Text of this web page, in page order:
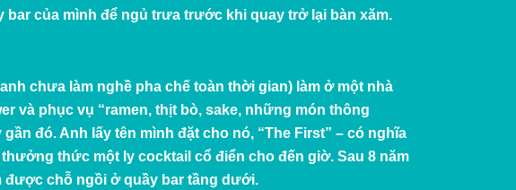
của mình để ngủ trưa trước khi quay trở lại bàn xăm.
chưa làm nghề pha chế toàn thời gian) làm ở một nhà
và phục vụ “ramen, thịt bò, sake, những món thông
đó. Anh lấy tên mình đặt cho nó, “The First” – có nghĩa
thức một ly cocktail cổ điển cho đến giờ. Sau 8 năm
được chỗ ngồi ở quầy bar tầng dưới.